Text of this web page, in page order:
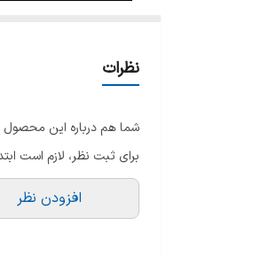
نظرات
شما هم درباره این محصول
برای ثبت نظر، لازم است
افزودن نظر